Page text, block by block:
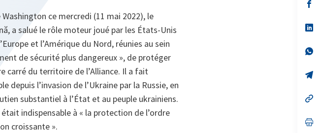
ce mercredi (11 mai 2022), le
a salué le rôle moteur joué par les États-Unis
et l’Amérique du Nord, réunies au sein
de sécurité plus dangereux », de protéger
carré du territoire de l’Alliance. Il a fait
depuis l’invasion de l’Ukraine par la Russie, en
substantiel à l’État et au peuple ukrainiens.
indispensable à « la protection de l’ordre
croissante ».